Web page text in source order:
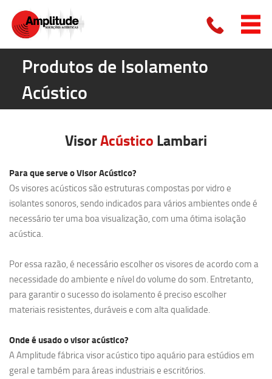
Produtos de Isolamento
Acústico
VisorAcústico Lambari
Para que serve o Visor Acústico?
Os visores acústicos são estruturas compostas por vidro e
isolantes sonoros, sendo indicados para vários ambientes onde é
necessário ter uma boa visualização, com uma ótima isolação
acústica.
Por essa razão, é necessário escolher os visores de acordo com a
necessidade do ambiente e nível do volume do som. Entretanto,
para garantir o sucesso do isolamento é preciso escolher
materiais resistentes, duráveis e com alta qualidade.
Onde é usado o visor acústico?
A Amplitude fábrica visor acústico tipo aquário para estúdios em
geral e também para áreas industriais e escritórios.